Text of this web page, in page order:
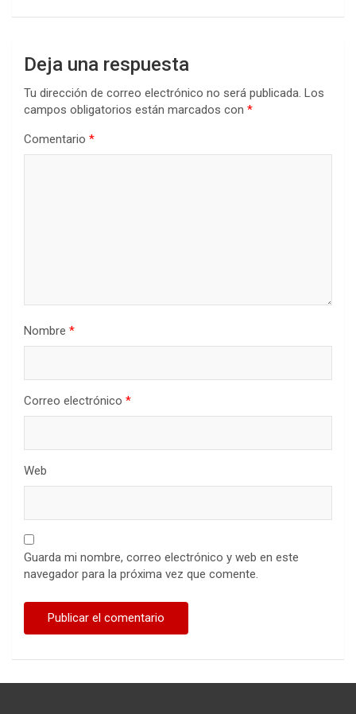
Deja una respuesta
Tu dirección de correo electrónico no será publicada. Los
campos obligatorios están marcados con *
Comentario *
Nombre *
Correo electrónico *
Web
Guarda mi nombre, correo electrónico y web en este
navegador para la próxima vez que comente.